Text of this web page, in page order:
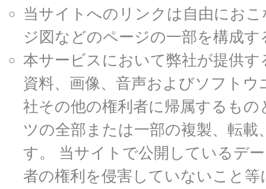
当サイトへのリンクは自由にお
ジ図などのページの一部を構成
本サービスにおいて弊社が提供
資料、画像、音声およびソフト
社その他の権利者に帰属するも
ツの全部または一部の複製、転
す。 当サイトで公開しているデ
者の権利を侵害していないこと